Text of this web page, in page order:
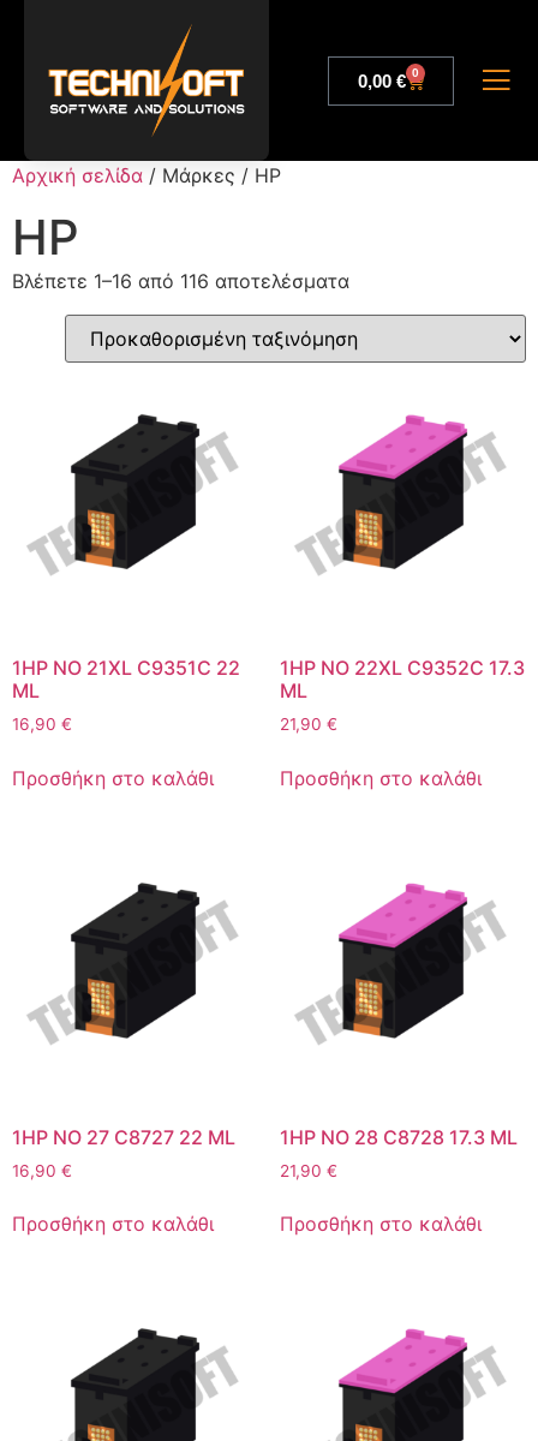
0,00 € 0
Αρχική σελίδα / Μάρκες / HP
HP
Βλέπετε 1–16 από 116 αποτελέσματα
1HP NO 21XL C9351C 22
ML
16,90 €
Προσθήκη στο καλάθι
1HP NO 22XL C9352C 17.3
ML
21,90 €
Προσθήκη στο καλάθι
1HP NO 27 C8727 22 ML
16,90 €
Προσθήκη στο καλάθι
1HP NO 28 C8728 17.3 ML
21,90 €
Προσθήκη στο καλάθι